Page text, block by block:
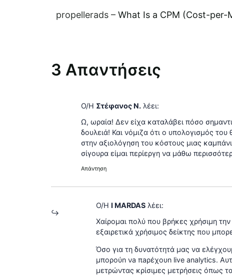
propellerads – What Is a CPM (Cost-per-
3 Απαντήσεις
Ο/Η Στέφανος Ν. λέει:
Ω, ωραία! Δεν είχα καταλάβει πόσο
δουλειά! Και νόμιζα ότι ο υπολογισμός
στην αξιολόγηση του κόστους μιας
σίγουρα είμαι περίεργη να μάθω
Απάντηση
Ο/Η I MARDAS λέει:
Χαίρομαι πολύ που βρήκες χρήσιμη
εξαιρετικά χρήσιμος δείκτης που
Όσο για τη δυνατότητά μας να
μπορoύn νa πaρέχoυn live analytics.
μετρώντας κρίσιμες μετρήσεις όπως